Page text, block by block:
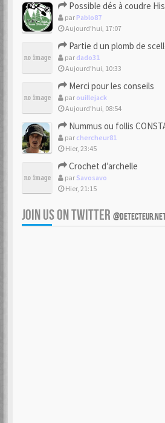
Possible dés à coudre
par Pablo87
Aujourd’hui, 17:07
Partie d un plomb de scelle
par dado31
Aujourd’hui, 10:33
Merci pour les conseils
par ouillejack
Aujourd’hui, 08:54
Nummus ou follis
par chercheur81
Hier, 23:45
Crochet d’archelle
par Savosavo
Hier, 21:15
JOIN US ON TWITTER